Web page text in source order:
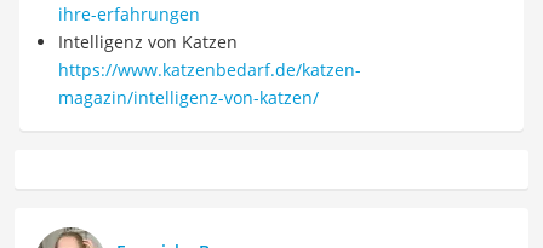
ihre-erfahrungen
Intelligenz von Katzen
https://www.katzenbedarf.de/katzen-
magazin/intelligenz-von-katzen/